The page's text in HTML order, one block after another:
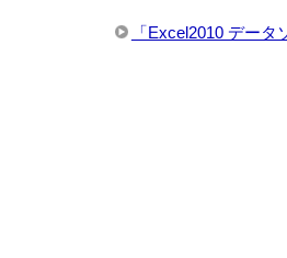
「Excel2010 デー